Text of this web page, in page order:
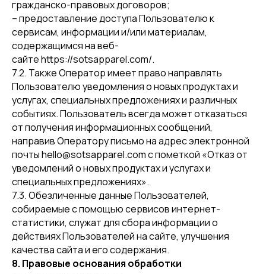
гражданско-правовых договоров;
– предоставление доступа Пользователю к
сервисам, информации и/или материалам,
содержащимся на веб-
сайте https://sotsapparel.com/.
7.2. Также Оператор имеет право направлять
Пользователю уведомления о новых продуктах и
услугах, специальных предложениях и различных
событиях. Пользователь всегда может отказаться
от получения информационных сообщений,
направив Оператору письмо на адрес электронной
почты hello@sotsapparel.com с пометкой «Отказ от
уведомлений о новых продуктах и услугах и
специальных предложениях».
7.3. Обезличенные данные Пользователей,
собираемые с помощью сервисов интернет-
статистики, служат для сбора информации о
действиях Пользователей на сайте, улучшения
качества сайта и его содержания.
8. Правовые основания обработки